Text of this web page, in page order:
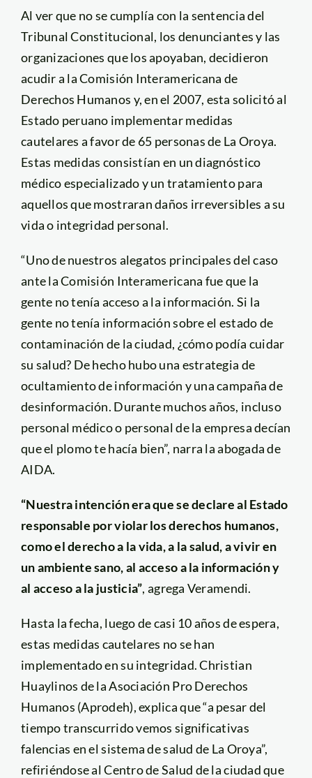
Al ver que no se cumplía con la sentencia del
Tribunal Constitucional, los denunciantes y las
organizaciones que los apoyaban, decidieron
acudir a la Comisión Interamericana de
Derechos Humanos y, en el 2007, esta solicitó al
Estado peruano implementar medidas
cautelares a favor de 65 personas de La Oroya.
Estas medidas consistían en un diagnóstico
médico especializado y un tratamiento para
aquellos que mostraran daños irreversibles a su
vida o integridad personal.
“Uno de nuestros alegatos principales del caso
ante la Comisión Interamericana fue que la
gente no tenía acceso a la información. Si la
gente no tenía información sobre el estado de
contaminación de la ciudad, ¿cómo podía cuidar
su salud? De hecho hubo una estrategia de
ocultamiento de información y una campaña de
desinformación. Durante muchos años, incluso
personal médico o personal de la empresa decían
que el plomo te hacía bien”, narra la abogada de
AIDA.
“Nuestra intención era que se declare al Estado
responsable por violar los derechos humanos,
como el derecho a la vida, a la salud, a vivir en
un ambiente sano, al acceso a la información y
al acceso a la justicia”, agrega Veramendi.
Hasta la fecha, luego de casi 10 años de espera,
estas medidas cautelares no se han
implementado en su integridad. Christian
Huaylinos de la Asociación Pro Derechos
Humanos (Aprodeh), explica que “a pesar del
tiempo transcurrido vemos significativas
falencias en el sistema de salud de La Oroya”,
refiriéndose al Centro de Salud de la ciudad que